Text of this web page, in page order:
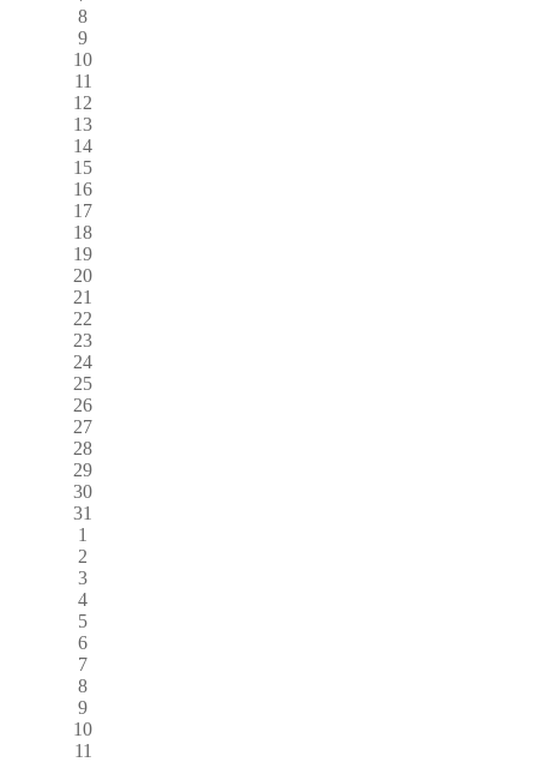
8
9
10
11
12
13
14
15
16
17
18
19
20
21
22
23
24
25
26
27
28
29
30
31
1
2
3
4
5
6
7
8
9
10
11